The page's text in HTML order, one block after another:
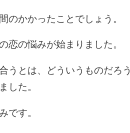
のかかったことでしょう。
恋の悩みが始まりました。
うとは、どういうものだろう
した。
です。